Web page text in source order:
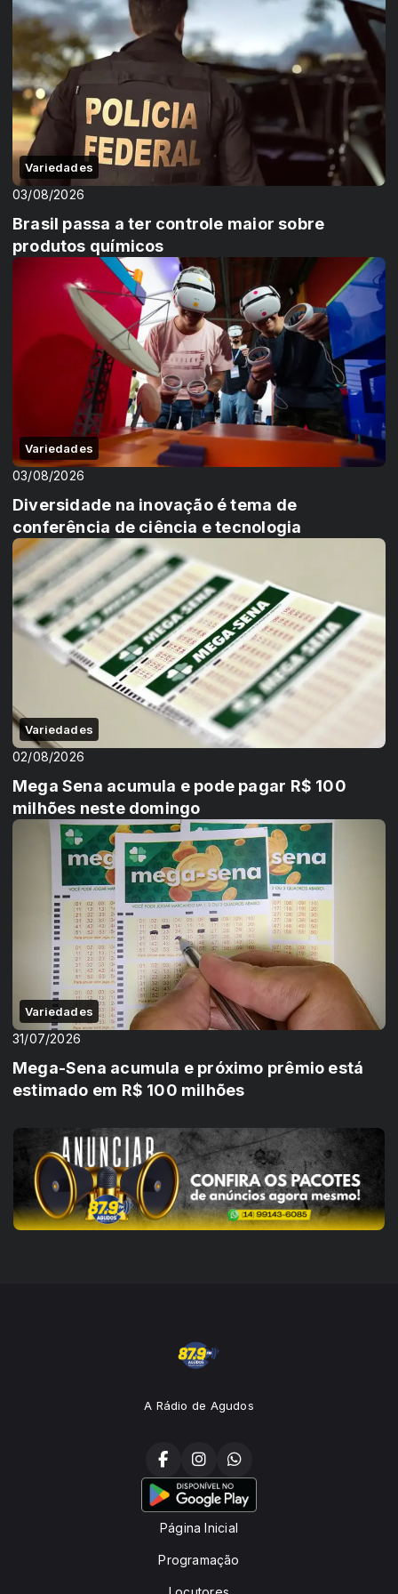
Variedades
03/08/2026
Brasil passa a ter controle maior sobre
produtos químicos
Variedades
03/08/2026
Diversidade na inovação é tema de
conferência de ciência e tecnologia
Variedades
02/08/2026
Mega Sena acumula e pode pagar R$ 100
milhões neste domingo
Variedades
31/07/2026
Mega-Sena acumula e próximo prêmio está
estimado em R$ 100 milhões
A Rádio de Agudos
Página Inicial
Programação